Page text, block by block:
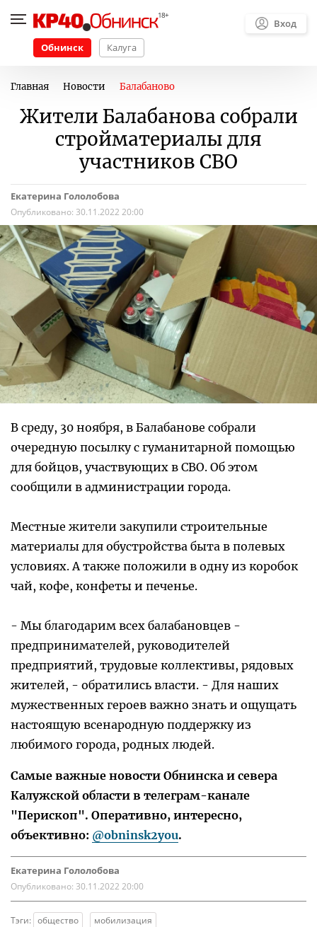
Обнинск Калуга
Вход
Главная Новости Балабаново
Жители Балабанова собрали
стройматериалы для
участников СВО
Екатерина Гололобова
Опубликовано: 30.11.2022 20:00
В среду, 30 ноября, в Балабанове собрали
очередную посылку с гуманитарной помощью
для бойцов, участвующих в СВО. Об этом
сообщили в администрации города.
Местные жители закупили строительные
материалы для обустройства быта в полевых
условиях. А также положили в одну из коробок
чай, кофе, конфеты и печенье.
- Мы благодарим всех балабановцев -
предпринимателей, руководителей
предприятий, трудовые коллективы, рядовых
жителей, - обратились власти. - Для наших
мужественных героев важно знать и ощущать
настоящую всенародную поддержку из
любимого города, родных людей.
Самые важные новости Обнинска и севера
Калужской области в телеграм-канале
"Перископ". Оперативно, интересно,
объективно: @obninsk2you.
Екатерина Гололобова
Опубликовано: 30.11.2022 20:00
Тэги: общество мобилизация